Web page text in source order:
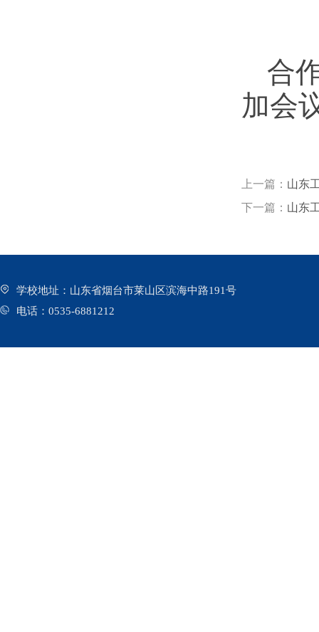
合
加会
上一篇： 山东
下一篇： 山东
学校地址：山东省烟台市莱山区滨海中路191号
电话：0535-6881212